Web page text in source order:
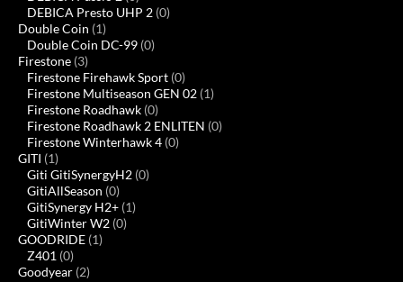
DEBICA Presto UHP 2 (0)
Double Coin (1)
Double Coin DC-99 (0)
Firestone (3)
Firestone Firehawk Sport (0)
Firestone Multiseason GEN 02 (1)
Firestone Roadhawk (0)
Firestone Roadhawk 2 ENLITEN (0)
Firestone Winterhawk 4 (0)
GITI (1)
Giti GitiSynergyH2 (0)
GitiAllSeason (0)
GitiSynergy H2+ (1)
GitiWinter W2 (0)
GOODRIDE (1)
Z401 (0)
Goodyear (2)